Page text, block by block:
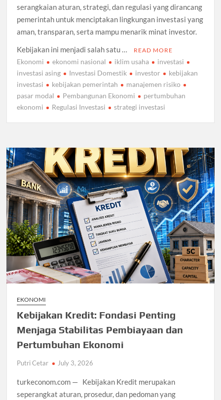
serangkaian aturan, strategi, dan regulasi yang dirancang
pemerintah untuk menciptakan lingkungan investasi yang
aman, transparan, serta mampu menarik minat investor.
Kebijakan ini menjadi salah satu …
READ MORE
Ekonomi ekonomi nasional iklim usaha
investasi
investasi asing
Investasi Domestik investor
kebijakan
investasi
kebijakan pemerintah
manajemen risiko
pasar modal
Pembangunan Ekonomi
pertumbuhan
ekonomi
Regulasi Investasi strategi investasi
EKONOMI
Kebijakan Kredit: Fondasi Penting
Menjaga Stabilitas Pembiayaan dan
Pertumbuhan Ekonomi
Putri Cetar July 3, 2026
turkeconom.com — Kebijakan Kredit merupakan
seperangkat aturan, prosedur, dan pedoman yang